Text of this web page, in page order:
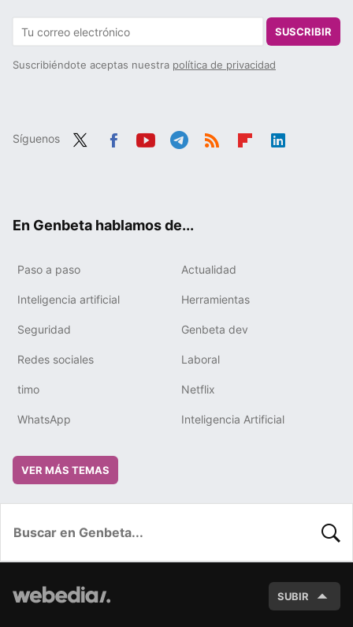
SUSCRIBIR
Suscribiéndote aceptas nuestra política de privacidad
Síguenos
En Genbeta hablamos de...
Paso a paso Actualidad
Inteligencia artificial Herramientas
Seguridad Genbeta dev
Redes sociales Laboral
timo Netflix
WhatsApp Inteligencia Artificial
VER MÁS TEMAS
SUBIR